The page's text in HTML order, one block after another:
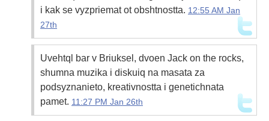
i kak se vyzpriemat ot obshtnostta. 12:55 AM Jan
27th
Uvehtql bar v Briuksel, dvoen Jack on the rocks,
shumna muzika i diskuiq na masata za
podsyznanieto, kreativnostta i genetichnata
pamet. 11:27 PM Jan 26th